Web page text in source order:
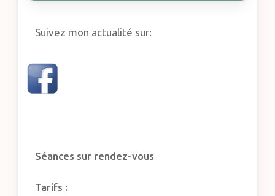
Suivez mon actualité sur:
Séances sur rendez-vous
Tarifs :